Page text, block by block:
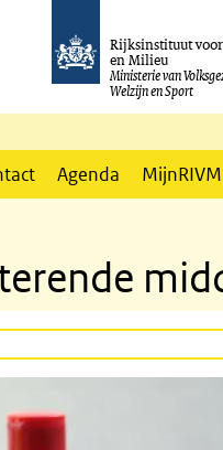
Rijksinstituut
en Milieu
Ministerie van
Welzijn en Sport
Agenda MijnRIVM